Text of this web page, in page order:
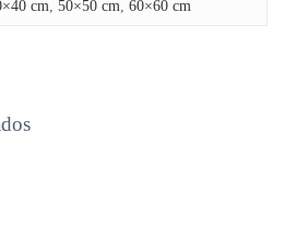
cm 50×50 cm 60×60 cm